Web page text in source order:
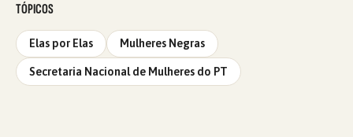
TÓPICOS
Elas por Elas Mulheres Negras
Secretaria Nacional de Mulheres do PT